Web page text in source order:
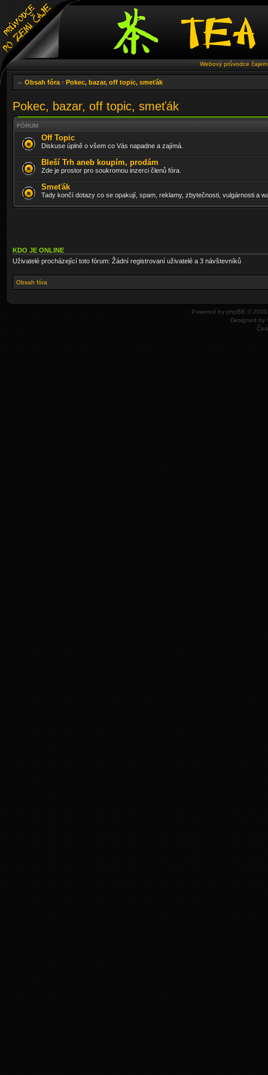
Webový průvodce
Obsah fóra ‹ Pokec, bazar, off topic, smeťák
Pokec, bazar, off topic, smeťák
FÓRUM
Off Topic
Diskuse úplně o všem co Vás napadne a zajímá.
Bleší Trh aneb koupím, prodám
Zde je prostor pro soukromou inzerci členů fóra.
Smeťák
Tady končí dotazy co se opakují, spam, reklamy, zbytečnosti, vulgárnosti a
KDO JE ONLINE
Uživatelé procházející toto fórum: Žádní registrovaní uživatelé a 3 návštevníků
Obsah fóra
Powered by phpBB ©
Designed by